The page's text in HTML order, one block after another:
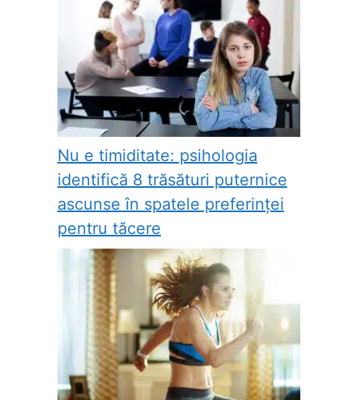
Nu e timiditate: psihologia
identifică 8 trăsături puternice
ascunse în spatele preferinței
pentru tăcere